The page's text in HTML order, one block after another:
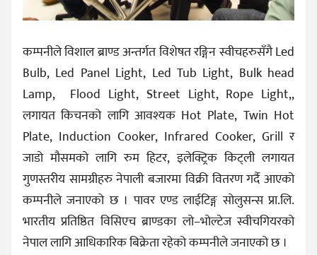
कम्पनीले विशाल ब्राण्ड अन्तर्गत विशेषत रङ्गिन स्वीचहरुसँगै Led
Bulb, Led Panel Light, Led Tub Light, Bulk head
Lamp, Flood Light, Street Light, Rope Light,,
लगायत किचनको लागि आवश्यक Hot Plate, Twin Hot
Plate, Induction Cooker, Infrared Cooker, Grill र
जाडो मौसमको लागि रुम हिटर, इलेक्ट्रिक किट्ली लगायत
गुणस्तरीय सामग्रीहरु नेपाली बजारमा विक्री वितरण गर्दै आएको
कम्पनीले जनाएको छ । पावर एण्ड लाईटिङ्ग सोलुसन्स प्रा.लि.
भारतीय प्रतिष्ठित विसिएच ब्राण्डका लो–भोल्टेज स्वीचगियरको
नेपाल लागि आधिकारिक बिक्रेता रहेको कम्पनीले जनाएको छ ।